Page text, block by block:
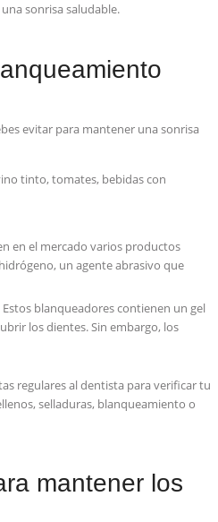
sonrisa ‌saludable.
evitar para mantener ‌una sonrisa
tinto,⁣ tomates, bebidas con
en el mercado varios productos
un agente abrasivo que
blanqueadores contienen un gel
los dientes. Sin embargo, los
regulares al dentista‍ para verificar tu
selladuras, blanqueamiento o​
mantener los